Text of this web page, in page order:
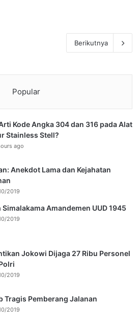
Berikutnya
Popular
Kode Angka 304 dan 316 pada Alat
Stainless Stell?
ago
Anekdot Lama dan Kejahatan
2019
Simalakama Amandemen UUD 1945
2019
Jokowi Dijaga 27 Ribu Personel
2019
Tragis Pemberang Jalanan
2019